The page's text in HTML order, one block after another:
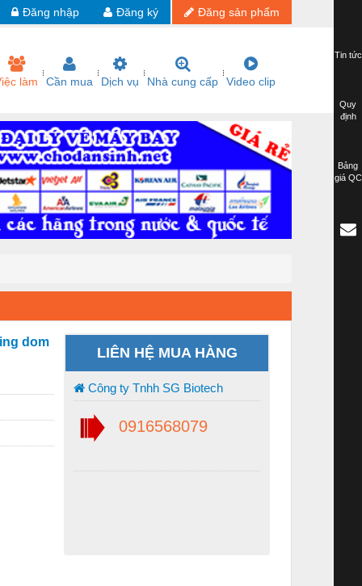
Đăng sản phẩm
Đăng ký
Đăng nhập
làm Cần mua Dịch vụ Nhà cung cấp Video clip
dom
LIÊN HỆ MUA HÀNG
Công ty Tnhh SG Biotech
0916568079
Tin tức
Quy
định
Bảng
giá QC